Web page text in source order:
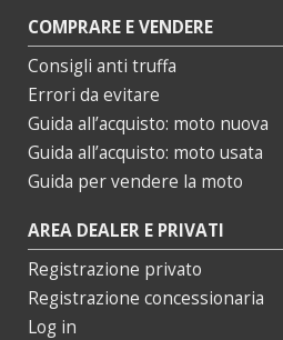
COMPRARE E VENDERE
Consigli anti truffa
Errori da evitare
Guida all’acquisto: moto nuova
Guida all’acquisto: moto usata
Guida per vendere la moto
AREA DEALER E PRIVATI
Registrazione privato
Registrazione concessionaria
Log in